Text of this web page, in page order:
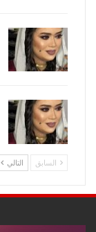
السابق التالي